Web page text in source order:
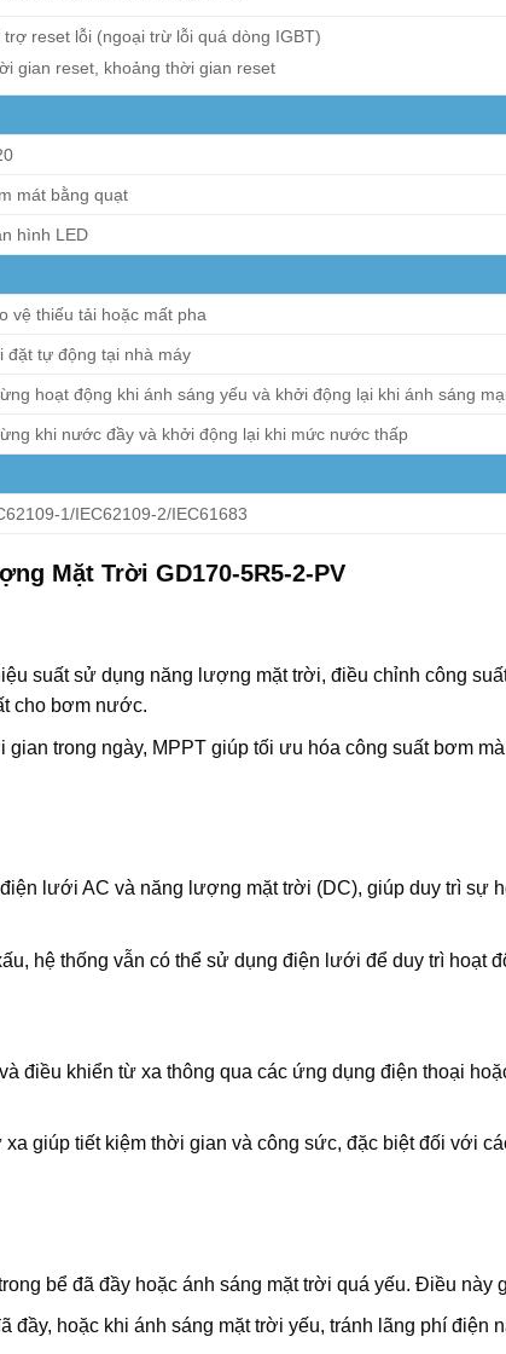
trợ reset lỗi (ngoại trừ lỗi quá dòng IGBT)
gian reset, khoảng thời gian reset
mát bằng quạt
hình LED
vệ thiếu tải hoặc mất pha
đặt tự động tại nhà máy
hoạt động khi ánh sáng yếu và khởi động lại khi ánh sáng
khi nước đầy và khởi động lại khi mức nước thấp
1/IEC62109-2/IEC61683
Mặt Trời GD170-5R5-2-PV
suất sử dụng năng lượng mặt trời, điều chỉnh công
cho bơm nước.
trong ngày, MPPT giúp tối ưu hóa công suất bơm
lưới AC và năng lượng mặt trời (DC), giúp duy trì sự
hệ thống vẫn có thể sử dụng điện lưới để duy trì hoạt
điều khiển từ xa thông qua các ứng dụng điện thoại
giúp tiết kiệm thời gian và công sức, đặc biệt đối với
bể đã đầy hoặc ánh sáng mặt trời quá yếu. Điều
hoặc khi ánh sáng mặt trời yếu, tránh lãng phí điện